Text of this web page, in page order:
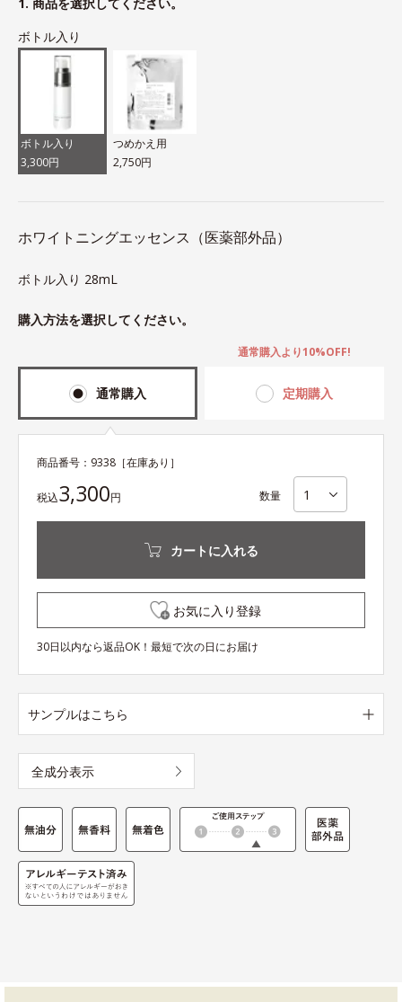
ボトル入り
ボトル入り
3,300円
つめかえ用
2,750円
ホワイトニングエッセンス（医薬部外品）
ボトル入り 28mL
購入方法を選択してください。
通常購入 定期購入
通常購入より10%OFF!
商品番号： 9338 ［在庫あり］
税込3,300円 数量
カートに入れる
お気に入り登録
30日以内なら返品OK！最短で次の日にお届け
サンプルはこちら
全成分表示